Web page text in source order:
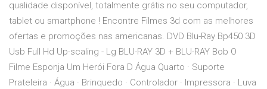
qualidade disponível, totalmente grátis no seu computador,
tablet ou smartphone ! Encontre Filmes 3d com as melhores
ofertas e promoções nas americanas. DVD Blu-Ray Bp450 3D
Usb Full Hd Up-scaling - Lg BLU-RAY 3D + BLU-RAY Bob O
Filme Esponja Um Herói Fora D Água Quarto · Suporte
Prateleira · Água · Brinquedo · Controlador · Impressora · Luva